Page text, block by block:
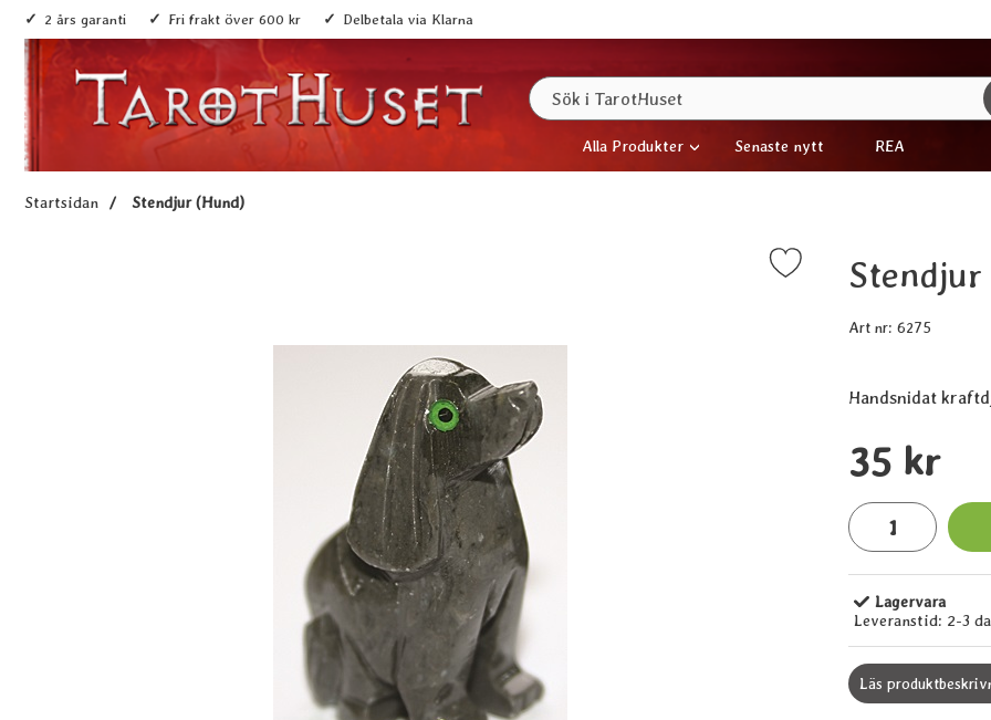
2 års garanti Fri frakt över 600 kr Delbetala via Klarna
Sök
Alla Produkter Senaste nytt REA
Startsidan Stendjur (Hund)
Markera stendjur (Hund) som favorit
Art nr: 6275
pris
35 kr
antal
Tillgänglighet:
Lagervara
Leveranstid: 2-3
Läs